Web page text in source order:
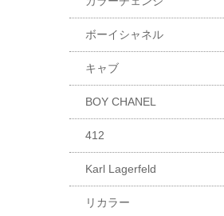
ボーイシャネル
キャブ
BOY CHANEL
412
Karl Lagerfeld
リカラー